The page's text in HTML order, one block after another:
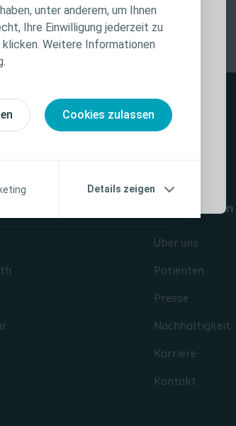
unter anderem, um Ihnen
Ihre Einwilligung jederzeit zu
klicken. Weitere Informationen
Cookies zulassen
Details zeigen
für die individuelle
Detaillierte
Unternehmen
Über uns
Patienten
Presse
Nachhaltigkeit
Karriere
Kontakt